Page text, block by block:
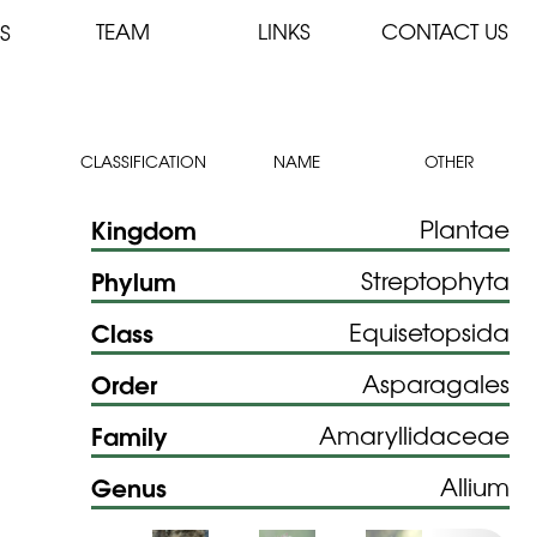
TEAM LINKS CONTACT US
CLASSIFICATION NAME OTHER
Kingdom Plantae
Phylum Streptophyta
Class Equisetopsida
Order Asparagales
Family Amaryllidaceae
Genus Allium